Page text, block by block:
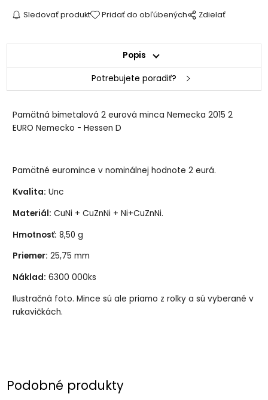
Sledovať produkt Pridať do obľúbených Zdielať
Popis
Potrebujete poradiť?
Pamätná bimetalová 2 eurová minca Nemecka 2015 2
EURO Nemecko - Hessen D
Pamätné euromince v nominálnej hodnote 2 eurá.
Kvalita: Unc
Materiál: CuNi + CuZnNi + Ni+CuZnNi.
Hmotnosť: 8,50 g
Priemer: 25,75 mm
Náklad: 6300 000ks
Ilustračná foto. Mince sú ale priamo z rolky a sú vyberané v
rukavičkách.
Podobné produkty